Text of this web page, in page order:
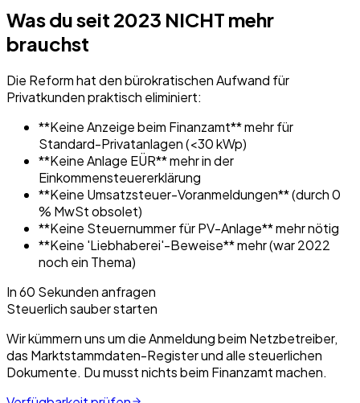
Was du seit 2023 NICHT mehr
brauchst
Die Reform hat den bürokratischen Aufwand für
Privatkunden praktisch eliminiert:
**Keine Anzeige beim Finanzamt** mehr für
Standard-Privatanlagen (<30 kWp)
**Keine Anlage EÜR** mehr in der
Einkommensteuererklärung
**Keine Umsatzsteuer-Voranmeldungen** (durch 0
% MwSt obsolet)
**Keine Steuernummer für PV-Anlage** mehr nötig
**Keine 'Liebhaberei'-Beweise** mehr (war 2022
noch ein Thema)
In 60 Sekunden anfragen
Steuerlich sauber starten
Wir kümmern uns um die Anmeldung beim Netzbetreiber,
das Marktstammdaten-Register und alle steuerlichen
Dokumente. Du musst nichts beim Finanzamt machen.